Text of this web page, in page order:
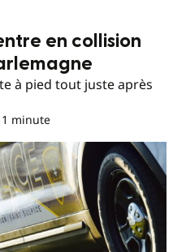
en collision
à pied tout juste après
minute